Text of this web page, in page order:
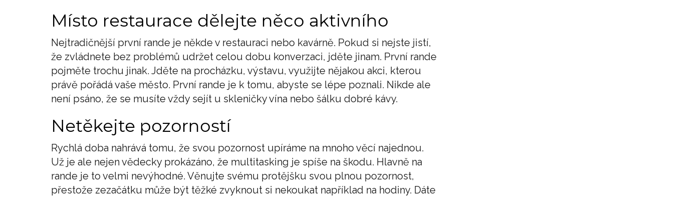
Místo restaurace dělejte něco aktivního
Nejtradičnější první rande je někde v restauraci nebo kavárně. Pokud si nejste jistí,
že zvládnete bez problémů udržet celou dobu konverzaci, jděte jinam. První rande
pojměte trochu jinak. Jděte na procházku, výstavu, využijte nějakou akci, kterou
právě pořádá vaše město. První rande je k tomu, abyste se lépe poznali. Nikde ale
není psáno, že se musíte vždy sejít u skleničky vína nebo šálku dobré kávy.
Netěkejte pozorností
Rychlá doba nahrává tomu, že svou pozornost upíráme na mnoho věcí najednou.
Už je ale nejen vědecky prokázáno, že multitasking je spíše na škodu. Hlavně na
rande je to velmi nevýhodné. Věnujte svému protějšku svou plnou pozornost,
přestože zezačátku může být těžké zvyknout si nekoukat například na hodiny. Dáte